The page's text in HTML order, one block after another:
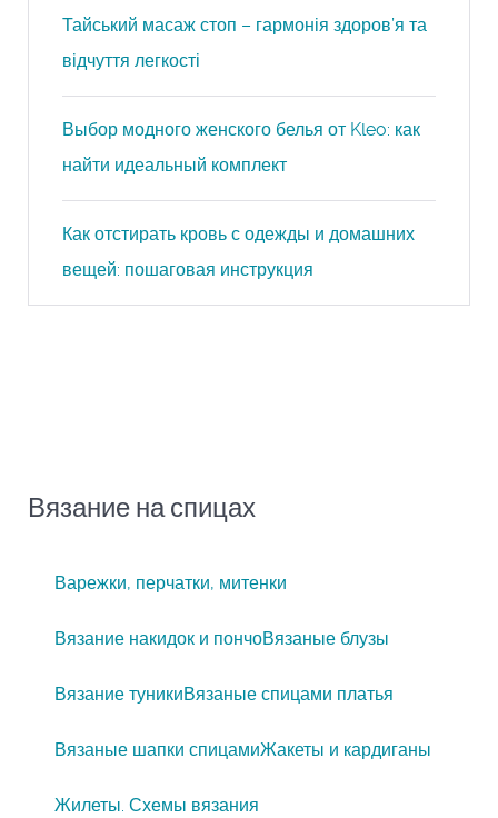
Тайський масаж стоп – гармонія здоров’я та
відчуття легкості
Выбор модного женского белья от Kleo: как
найти идеальный комплект
Как отстирать кровь с одежды и домашних
вещей: пошаговая инструкция
Вязание на спицах
Варежки, перчатки, митенки
Вязание накидок и пончоВязаные блузы
Вязание туникиВязаные спицами платья
Вязаные шапки спицамиЖакеты и кардиганы
Жилеты. Схемы вязания